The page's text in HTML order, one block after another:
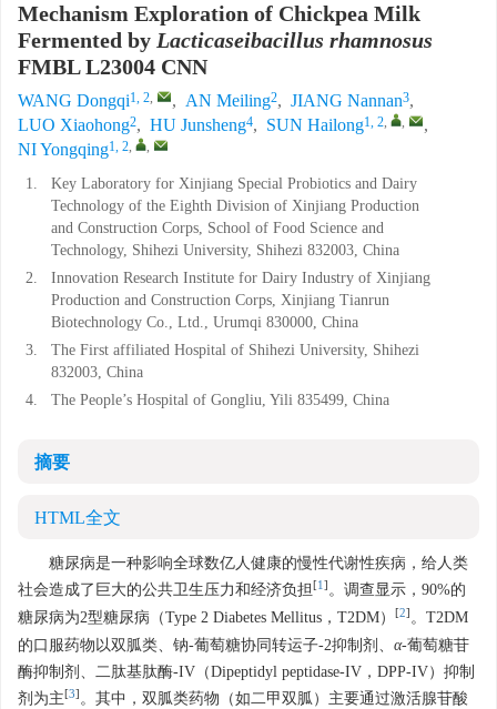
Mechanism Exploration of Chickpea Milk
Fermented by Lacticaseibacillus rhamnosus
FMBL L23004 CNN
WANG Dongqi1, 2, , AN Meiling2, JIANG Nannan3,
LUO Xiaohong2, HU Junsheng4, SUN Hailong1, 2, ,
,
NI Yongqing1, 2, ,
1.
Key Laboratory for Xinjiang Special Probiotics and Dairy
Technology of the Eighth Division of Xinjiang Production
and Construction Corps, School of Food Science and
Technology, Shihezi University, Shihezi 832003, China
2.
Innovation Research Institute for Dairy Industry of Xinjiang
Production and Construction Corps, Xinjiang Tianrun
Biotechnology Co., Ltd., Urumqi 830000, China
3.
The First affiliated Hospital of Shihezi University, Shihezi
832003, China
4.
The People’s Hospital of Gongliu, Yili 835499, China
摘要
HTML全文
糖尿病是一种影响全球数亿人健康的慢性代谢性疾病，给人类
社会造成了巨大的公共卫生压力和经济负担 [1 ] 。调查显示，90%的
糖尿病为2型糖尿病（Type 2 Diabetes Mellitus，T2DM）
[2] 。T2DM
的口服药物以双胍类、钠-葡萄糖协同转运子-2抑制剂、 α-葡萄糖苷
酶抑制剂、二肽基肽酶-IV（Dipeptidyl peptidase-IV，DPP-IV）抑制
剂为主[3] 。其中，双胍类药物（如二甲双胍）主要通过激活腺苷酸